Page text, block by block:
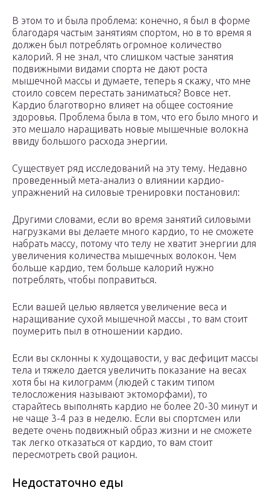
В этом то и была проблема: конечно, я был в форме
благодаря частым занятиям спортом, но в то время я
должен был потреблять огромное количество
калорий. Я не знал, что слишком частые занятия
подвижными видами спорта не дают роста
мышечной массы и думаете, теперь я скажу, что мне
стоило совсем перестать заниматься? Вовсе нет.
Кардио благотворно влияет на общее состояние
здоровья. Проблема была в том, что его было много и
это мешало наращивать новые мышечные волокна
ввиду большого расхода энергии.
Существует ряд исследований на эту тему. Недавно
проведенный мета-анализ о влиянии кардио-
упражнений на силовые тренировки постановил:
Другими словами, если во время занятий силовыми
нагрузками вы делаете много кардио, то не сможете
набрать массу, потому что телу не хватит энергии для
увеличения количества мышечных волокон. Чем
больше кардио, тем больше калорий нужно
потреблять, чтобы поправиться.
Если вашей целью является увеличение веса и
наращивание сухой мышечной массы , то вам стоит
поумерить пыл в отношении кардио.
Если вы склонны к худощавости, у вас дефицит массы
тела и тяжело дается увеличить показание на весах
хотя бы на килограмм (людей с таким типом
телосложения называют эктоморфами), то
старайтесь выполнять кардио не более 20-30 минут и
не чаще 3-4 раз в неделю. Если вы спортсмен или
ведете очень подвижный образ жизни и не сможете
так легко отказаться от кардио, то вам стоит
пересмотреть свой рацион.
Недостаточно еды